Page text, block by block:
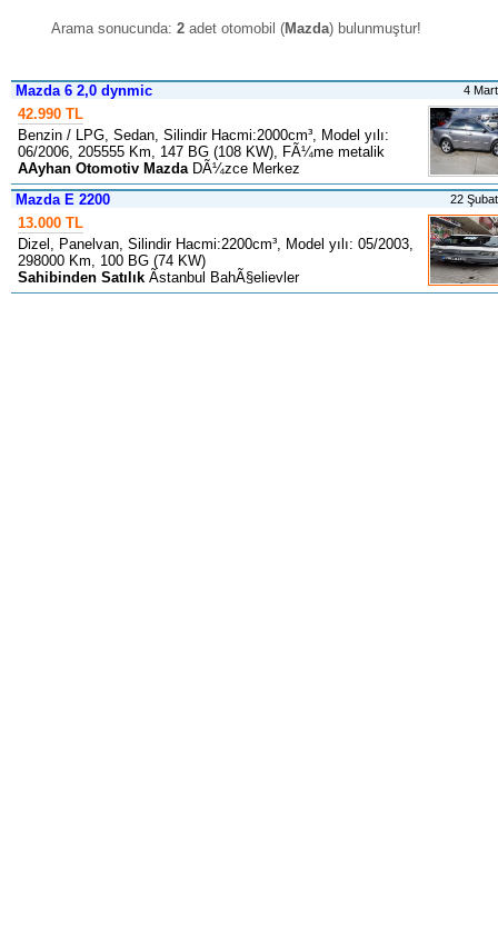
Arama sonucunda: 2adet otomobil (Mazda) bulunmuştur!
Mazda 6 2,0 dynmic 4
42.990 TL
Benzin / LPG, Sedan, Silindir Hacmi:2000cm³, Model yılı:
06/2006, 205555 Km, 147 BG (108 KW), FÃ¼me metalik
AAyhan Otomotiv MazdaDÃ¼zce Merkez
Mazda E 2200
22
13.000 TL
Dizel, Panelvan, Silindir Hacmi:2200cm³, Model yılı: 05/2003,
298000 Km, 100 BG (74 KW)
Sahibinden Satılık Ãstanbul BahÃ§elievler